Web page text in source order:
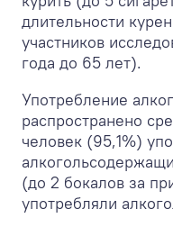
длительности
участников
года до 65 лет).
Употребление
распространено
человек (95,1%)
(до 2 бокалов за
употребляли